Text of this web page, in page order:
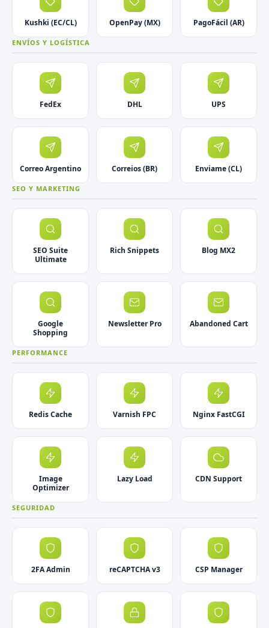
Kushki (EC/CL) OpenPay (MX) PagoFácil (AR)
ENVÍOS Y LOGÍSTICA
FedEx DHL UPS
Correo Argentino Correios (BR) Enviame (CL)
SEO Y MARKETING
SEO Suite
Ultimate
Rich Snippets Blog MX2
Google
Shopping
Newsletter Pro Abandoned Cart
PERFORMANCE
Redis Cache Varnish FPC Nginx FastCGI
Image
Optimizer
Lazy Load CDN Support
SEGURIDAD
2FA Admin reCAPTCHA v3 CSP Manager